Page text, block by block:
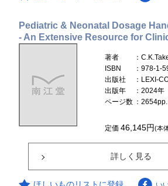
Pediatric & Neonatal Dosage
- An Extensive Resource for
著者
：
ISBN
：978-1-
出版社
：LEXI-
出版年
：2024年
ページ数 ：2654pp.
定価46,145円(本
詳しく見る